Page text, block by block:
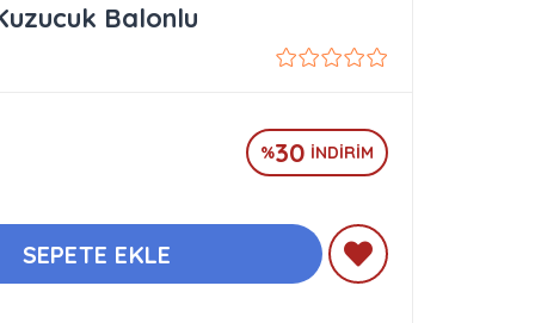
Balonlu
%30 İNDIRIM